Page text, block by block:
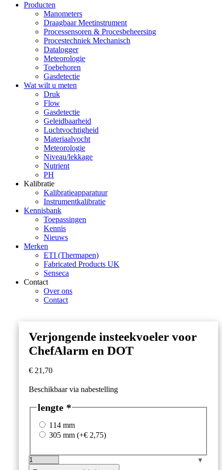
Producten
Manometers
Draagbaar Meetinstrument
Processensoren & Procesbeheersing
Procestechniek Mechanisch
Datalogger
Meteorologie
Toebehoren
Gasdetectie
Wat wilt u meten
Druk
Flow
Gasdetectie
Geleidbaarheid
Luchtvochtigheid
Materiaalvocht
Meteorologie
Niveau/lekkage
Nutrient
PH
Kalibratie
Kalibratieapparatuur
Instrumentkalibratie
Kennisbank
Toepassingen
Kennis
Nieuws
Merken
ETI (Thermapen)
Fabricated Products UK
Senseca
Contact
Over ons
Contact
Verjongende insteekvoeler voor
ChefAlarm en DOT
€ 21,70
Beschikbaar via nabestelling
lengte *
114 mm
305 mm (+€ 2,75)
Verjongende